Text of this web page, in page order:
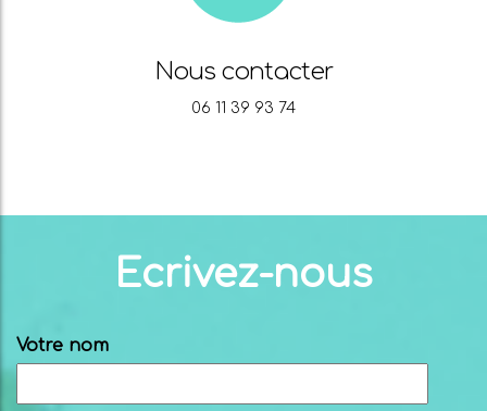
Nous contacter
06 11 39 93 74
Ecrivez-nous
Votre nom